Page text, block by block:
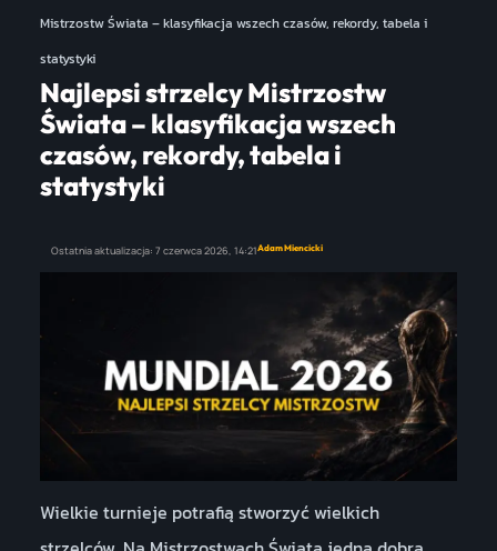
Mistrzostw Świata – klasyfikacja wszech czasów, rekordy, tabela i
statystyki
Najlepsi strzelcy Mistrzostw
Świata – klasyfikacja wszech
czasów, rekordy, tabela i
statystyki
Ostatnia aktualizacja: 7 czerwca 2026, 14:21Adam Miencicki
Wielkie turnieje potrafią stworzyć wielkich